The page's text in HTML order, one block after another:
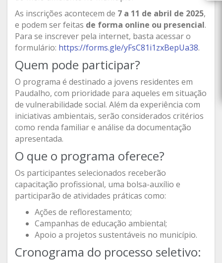
As inscrições acontecem de 7 a 11 de abril de 2025,
e podem ser feitas de forma online ou presencial.
Para se inscrever pela internet, basta acessar o
formulário: https://forms.gle/yFsC81i1zxBepUa38.
Quem pode participar?
O programa é destinado a jovens residentes em
Paudalho, com prioridade para aqueles em situação
de vulnerabilidade social. Além da experiência com
iniciativas ambientais, serão considerados critérios
como renda familiar e análise da documentação
apresentada.
O que o programa oferece?
Os participantes selecionados receberão
capacitação profissional, uma bolsa-auxílio e
participarão de atividades práticas como:
Ações de reflorestamento;
Campanhas de educação ambiental;
Apoio a projetos sustentáveis no município.
Cronograma do processo seletivo: